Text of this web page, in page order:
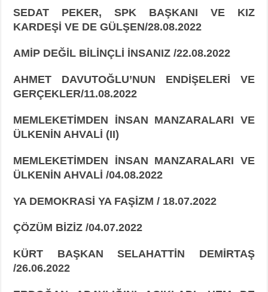
SEDAT PEKER, SPK BAŞKANI VE KIZ
KARDEŞİ VE DE GÜLŞEN/28.08.2022
AMİP DEĞİL BİLİNÇLİ İNSANIZ /22.08.2022
AHMET DAVUTOĞLU’NUN ENDİŞELERİ VE
GERÇEKLER/11.08.2022
MEMLEKETİMDEN İNSAN MANZARALARI VE
ÜLKENİN AHVALİ (II)
MEMLEKETİMDEN İNSAN MANZARALARI VE
ÜLKENİN AHVALİ /04.08.2022
YA DEMOKRASİ YA FAŞİZM / 18.07.2022
ÇÖZÜM BİZİZ /04.07.2022
KÜRT BAŞKAN SELAHATTİN DEMİRTAŞ
/26.06.2022